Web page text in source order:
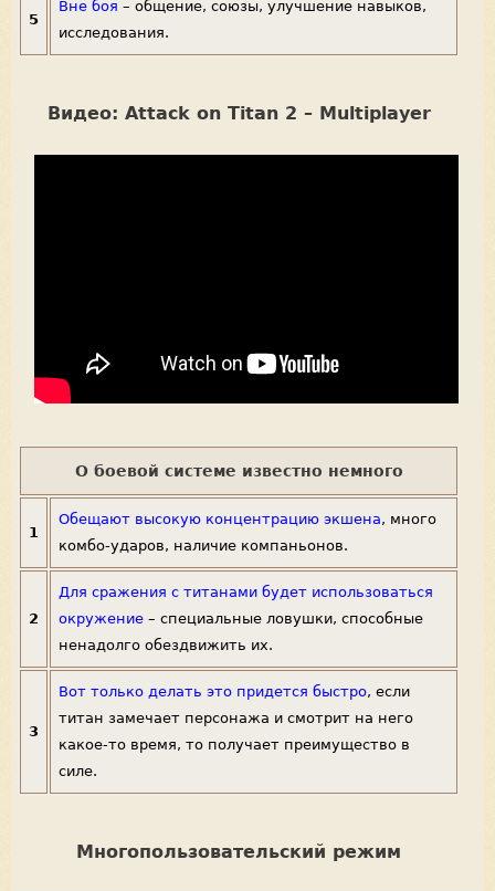
5
Вне боя – общение, союзы, улучшение навыков,
исследования.
Видео: Attack on Titan 2 – Multiplayer
О боевой системе известно немного
1
Обещают высокую концентрацию экшена, много
комбо-ударов, наличие компаньонов.
2
Для сражения с титанами будет использоваться
окружение – специальные ловушки, способные
ненадолго обездвижить их.
3
Вот только делать это придется быстро, если
титан замечает персонажа и смотрит на него
какое-то время, то получает преимущество в
силе.
Многопользовательский режим